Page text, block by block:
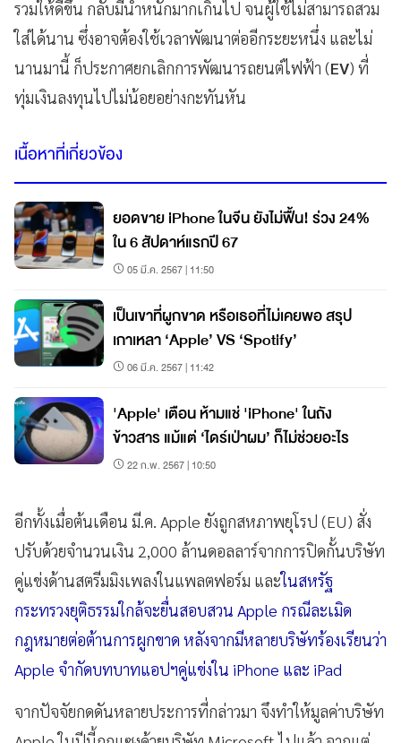
รวมให้ดีขึ้น กลับมีน้ำหนักมากเกินไป จนผู้ใช้ไม่สามารถสวม
ใส่ได้นาน ซึ่งอาจต้องใช้เวลาพัฒนาต่ออีกระยะหนึ่ง และไม่
นานมานี้ ก็ประกาศยกเลิกการพัฒนารถยนต์ไฟฟ้า (EV) ที่
ทุ่มเงินลงทุนไปไม่น้อยอย่างกะทันหัน
เนื้อหาที่เกี่ยวข้อง
ยอดขาย iPhone ในจีน ยังไม่ฟื้น! ร่วง 24%
ใน 6 สัปดาห์แรกปี 67
05 มี.ค. 2567 | 11:50
เป็นเขาที่ผูกขาด หรือเธอที่ไม่เคยพอ สรุป
เกาเหลา ‘Apple’ VS ‘Spotify’
06 มี.ค. 2567 | 11:42
'Apple' เตือน ห้ามแช่ 'iPhone' ในถัง
ข้าวสาร แม้แต่ ‘ไดร์เป่าผม’ ก็ไม่ช่วยอะไร
22 ก.พ. 2567 | 10:50
อีกทั้งเมื่อต้นเดือน มี.ค. Apple ยังถูกสหภาพยุโรป (EU) สั่ง
ปรับด้วยจำนวนเงิน 2,000 ล้านดอลลาร์จากการปิดกั้นบริษัท
คู่แข่งด้านสตรีมมิงเพลงในแพลตฟอร์ม และในสหรัฐ
กระทรวงยุติธรรมใกล้จะยื่นสอบสวน Apple กรณีละเมิด
กฎหมายต่อต้านการผูกขาด หลังจากมีหลายบริษัทร้องเรียนว่า
Apple จำกัดบทบาทแอปฯคู่แข่งใน iPhone และ iPad
จากปัจจัยกดดันหลายประการที่กล่าวมา จึงทำให้มูลค่าบริษัท